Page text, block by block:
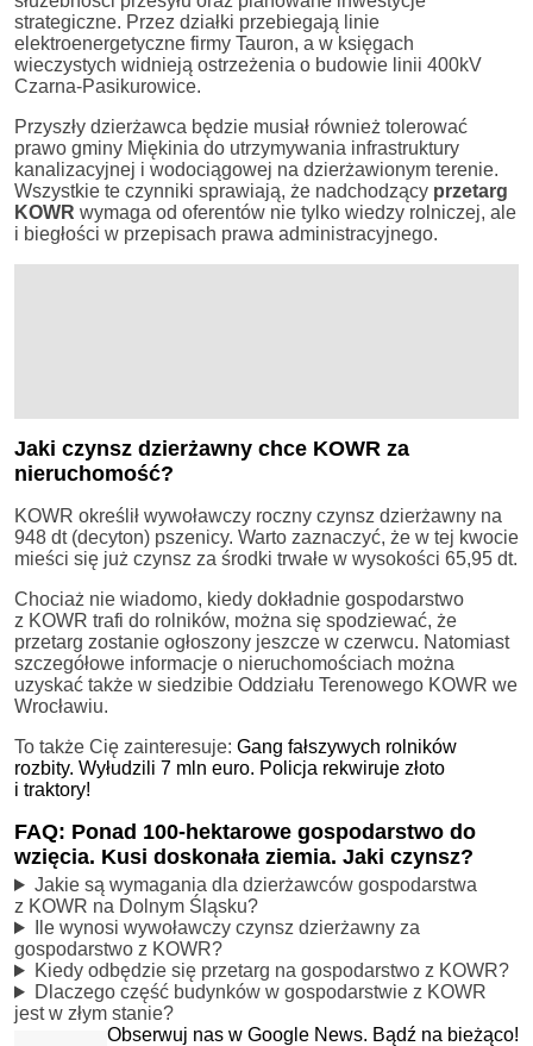
strategiczne. Przez działki przebiegają linie
elektroenergetyczne firmy Tauron, a w księgach
wieczystych widnieją ostrzeżenia o budowie linii 400kV
Czarna-Pasikurowice.
Przyszły dzierżawca będzie musiał również tolerować
prawo gminy Miękinia do utrzymywania infrastruktury
kanalizacyjnej i wodociągowej na dzierżawionym terenie.
Wszystkie te czynniki sprawiają, że nadchodzący przetarg
KOWR wymaga od oferentów nie tylko wiedzy rolniczej, ale
i biegłości w przepisach prawa administracyjnego.
Jaki czynsz dzierżawny chce KOWR za
nieruchomość?
KOWR określił wywoławczy roczny czynsz dzierżawny na
948 dt (decyton) pszenicy. Warto zaznaczyć, że w tej kwocie
mieści się już czynsz za środki trwałe w wysokości 65,95 dt.
Chociaż nie wiadomo, kiedy dokładnie gospodarstwo
z KOWR trafi do rolników, można się spodziewać, że
przetarg zostanie ogłoszony jeszcze w czerwcu. Natomiast
szczegółowe informacje o nieruchomościach można
uzyskać także w siedzibie Oddziału Terenowego KOWR we
Wrocławiu.
To także Cię zainteresuje: Gang fałszywych rolników
rozbity. Wyłudzili 7 mln euro. Policja rekwiruje złoto
i traktory!
FAQ: Ponad 100-hektarowe gospodarstwo do
wzięcia. Kusi doskonała ziemia. Jaki czynsz?
Jakie są wymagania dla dzierżawców gospodarstwa
z KOWR na Dolnym Śląsku?
Ile wynosi wywoławczy czynsz dzierżawny za
gospodarstwo z KOWR?
Kiedy odbędzie się przetarg na gospodarstwo z KOWR?
Dlaczego część budynków w gospodarstwie z KOWR
jest w złym stanie?
Obserwuj nas w Google News. Bądź na bieżąco!